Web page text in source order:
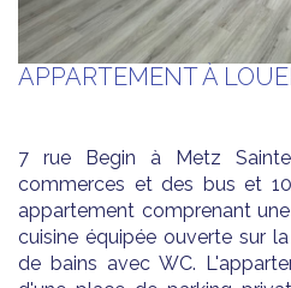
APPARTEMENT À
7 rue Begin à Metz
commerces et des bus et
appartement comprenant
cuisine équipée ouverte sur
de bains avec WC.